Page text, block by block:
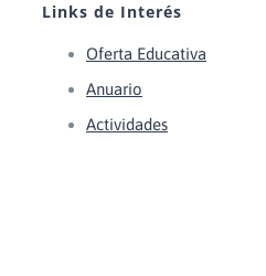
Links de Interés
Oferta Educativa
Anuario
Actividades